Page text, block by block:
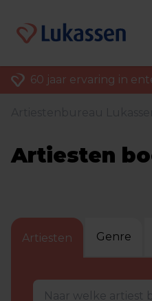
60 jaar ervaring in
Artiesten
Artiesten Genre